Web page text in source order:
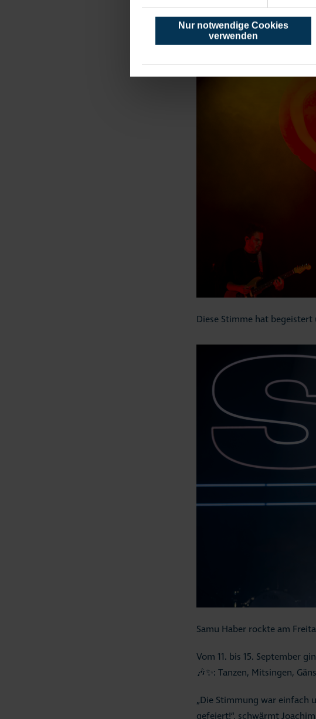
Nur notwendige Cookies
verwenden
Sarah Connor. Eine
Diese Stimme hat
Samu Haber rockte am
Vom 11. bis 15. September
🎶✨: Tanzen, Mitsingen,
„Die Stimmung war einfach
gefeiert!“, schwärmt